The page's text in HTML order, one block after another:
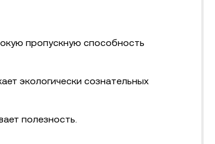
пропускную способность
экологически сознательных
полезность.